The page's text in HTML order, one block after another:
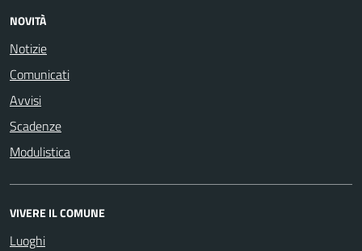
NOVITÀ
Notizie
Comunicati
Avvisi
Scadenze
Modulistica
VIVERE IL COMUNE
Luoghi